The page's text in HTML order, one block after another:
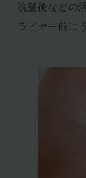
洗髪後などの
ライヤー前に